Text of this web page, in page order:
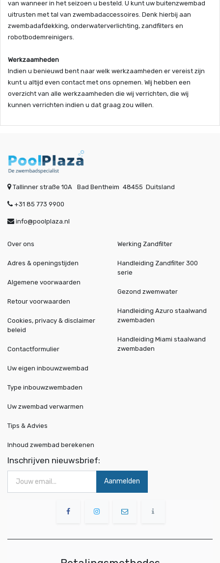
van wanneer in het seizoen u besteld. U kunt uw buitenzwembad
uitrusten met tal van zwembadaccessoires. Denk hierbij aan
zwembadafdekking, onderwaterverlichting, zandfilters en
robotbodemreinigers.
Werkzaamheden
Indien u benieuwd bent naar welk werkzaamheden er vereist zijn
kunt u altijd even contact met ons opnemen. Wij hebben een
overzicht van alle werkzaamheden die wij verrichten, die wij
kunnen verrichten indien u dat graag zou willen.
Tallinner straße 10A Bad Bentheim 48455 Duitsland
+31 85 773 9900
info@poolplaza.nl
Over ons
Adres & openingstijden
Algemene voorwaarden
Retour voorwaarden
Cookies, privacy & disclaimer
beleid
Contactformulier
Werking Zandfilter
Handleiding Zandfilter 300
serie
Gezond zwemwater
Handleiding Azuro staalwand
zwembaden
Handleiding Miami staalwand
zwembaden
Uw eigen inbouwzwembad
Type inbouwzwembaden
Uw zwembad verwarmen
Tips & Advies
Inhoud zwembad berekenen
Inschrijven nieuwsbrief:
Aanmelden